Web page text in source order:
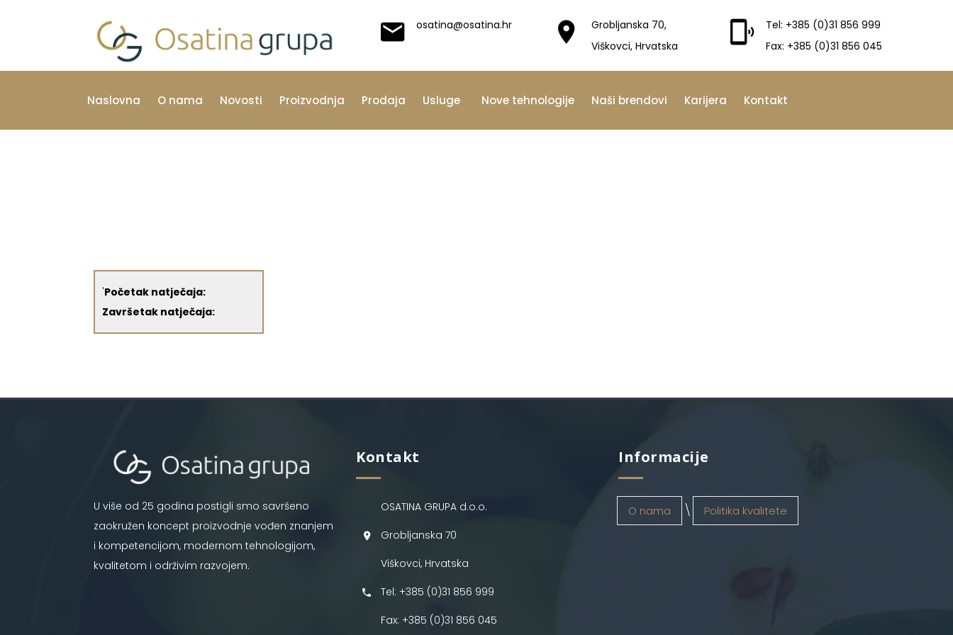
osatina@osatina.hr
Grobljanska 70,
Viškovci, Hrvatska
Tel: +385 (0)31 856 999
Fax: +385 (0)31 856 045
Naslovna O nama Novosti Proizvodnja Prodaja Usluge Nove tehnologije Naši brendovi Karijera Kontakt
'Početak natječaja:
Završetak natječaja:
U više od 25 godina postigli smo savršeno
zaokružen koncept proizvodnje vođen znanjem
i kompetencijom, modernom tehnologijom,
kvalitetom i održivim razvojem.
Kontakt
OSATINA GRUPA d.o.o.
Grobljanska 70
Viškovci, Hrvatska
Tel: +385 (0)31 856 999
Fax: +385 (0)31 856 045
Informacije
O nama Politika kvalitete